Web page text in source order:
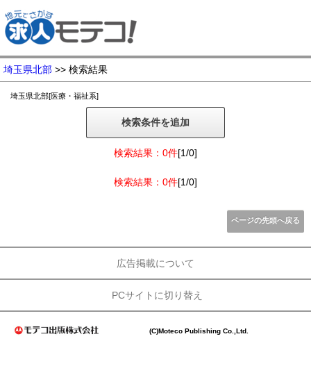
埼玉県北部 >> 検索結果
埼玉県北部[医療・福祉系]
検索条件を追加
検索結果：0件[1/0]
検索結果：0件[1/0]
ページの先頭へ戻る
広告掲載について
PCサイトに切り替え
(C)Moteco Publishing Co.,Ltd.